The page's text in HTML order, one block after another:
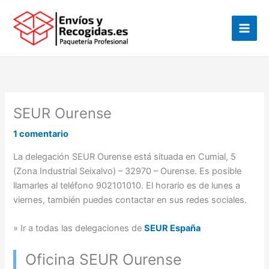
contenido
SEUR Ourense
1 comentario
La delegación SEUR Ourense está situada en Cumial, 5
(Zona Industrial Seixalvo) – 32970 – Ourense. Es posible
llamarles al teléfono 902101010. El horario es de lunes a
viernes, también puedes contactar en sus redes sociales.
» Ir a todas las delegaciones deSEUR España
Oficina SEUR Ourense